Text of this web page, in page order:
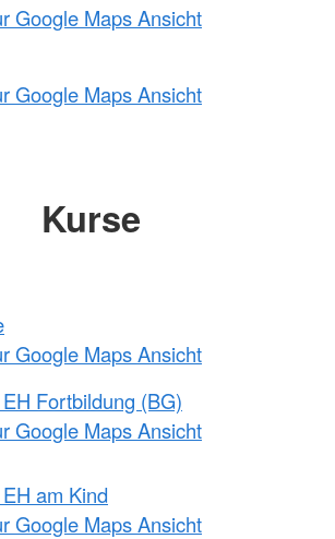
Google Maps Ansicht
Google Maps Ansicht
Kurse
Google Maps Ansicht
Fortbildung (BG)
Google Maps Ansicht
am Kind
Google Maps Ansicht